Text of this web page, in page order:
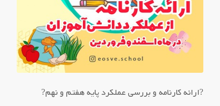
?ارائه کارنامه و بررسی عملکرد پایه هفتم و نهم?